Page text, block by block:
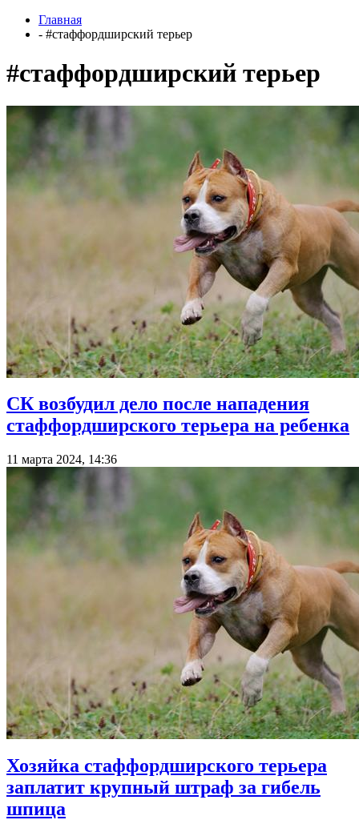
Главная
- #стаффордширский терьер
#стаффордширский терьер
СК возбудил дело после нападения
стаффордширского терьера на ребенка
11 марта 2024, 14:36
Хозяйка стаффордширского терьера
заплатит крупный штраф за гибель
шпица